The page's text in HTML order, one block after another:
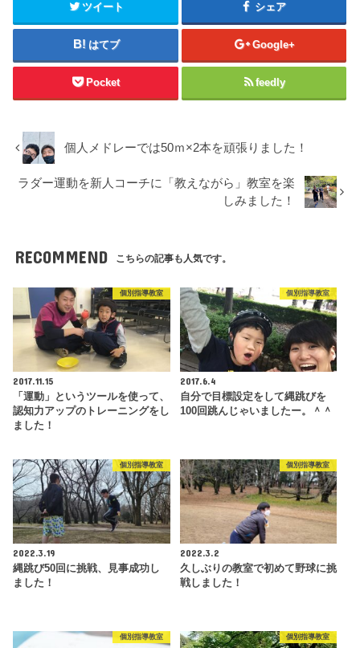
ツイート シェア
はてブ Google+
Pocket feedly
個人メドレーでは50ｍ×2本を頑張りました！
ラダー運動を新人コーチに「教えながら」教室を楽
しみました！
RECOMMEND こちらの記事も人気です。
個別指導教室
2017.11.15
「運動」というツールを使って、
認知力アップのトレーニングをし
ました！
個別指導教室
2017.6.4
自分で目標設定をして縄跳びを
100回跳んじゃいましたー。＾＾
個別指導教室
2022.3.19
縄跳び50回に挑戦、見事成功し
ました！
個別指導教室
2022.3.2
久しぶりの教室で初めて野球に挑
戦しました！
個別指導教室 個別指導教室